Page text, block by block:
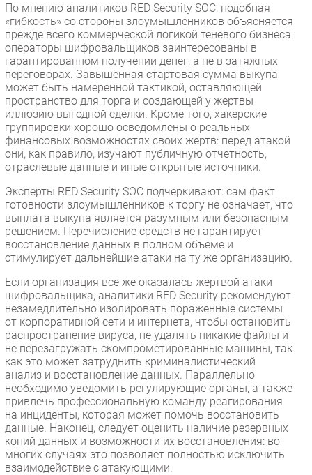
По мнению аналитиков RED Security SOC, подобная
«гибкость» со стороны злоумышленников объясняется
прежде всего коммерческой логикой теневого бизнеса:
операторы шифровальщиков заинтересованы в
гарантированном получении денег, а не в затяжных
переговорах. Завышенная стартовая сумма выкупа
может быть намеренной тактикой, оставляющей
пространство для торга и создающей у жертвы
иллюзию выгодной сделки. Кроме того, хакерские
группировки хорошо осведомлены о реальных
финансовых возможностях своих жертв: перед атакой
они, как правило, изучают публичную отчетность,
отраслевые данные и иные открытые источники.
Эксперты RED Security SOC подчеркивают: сам факт
готовности злоумышленников к торгу не означает, что
выплата выкупа является разумным или безопасным
решением. Перечисление средств не гарантирует
восстановление данных в полном объеме и
стимулирует дальнейшие атаки на ту же организацию.
Если организация все же оказалась жертвой атаки
шифровальщика, аналитики RED Security рекомендуют
незамедлительно изолировать пораженные системы
от корпоративной сети и интернета, чтобы остановить
распространение вируса, не удалять никакие файлы и
не перезагружать скомпрометированные машины, так
как это может затруднить криминалистический
анализ и восстановление данных. Параллельно
необходимо уведомить регулирующие органы, а также
привлечь профессиональную команду реагирования
на инциденты, которая может помочь восстановить
данные. Наконец, следует оценить наличие резервных
копий данных и возможности их восстановления: во
многих случаях это позволяет полностью исключить
взаимодействие с атакующими.